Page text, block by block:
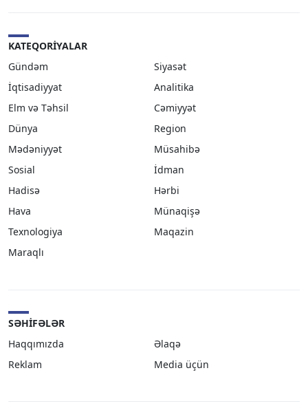
KATEQORIYALAR
Gündəm
Siyasət
İqtisadiyyat
Analitika
Elm və Təhsil
Cəmiyyət
Dünya
Region
Mədəniyyət
Müsahibə
Sosial
İdman
Hadisə
Hərbi
Hava
Münaqişə
Texnologiya
Maqazin
Maraqlı
SƏHIFƏLƏR
Haqqımızda
Əlaqə
Reklam
Media üçün